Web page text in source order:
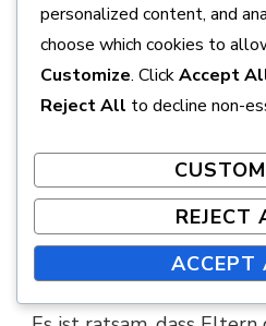
Familienfreundliche
Teilnahme von jüngeren
spezielle Ausrüstung
bereitstellen, um deren
Im Gegensatz dazu
ausgerichtete Plätze
Gameplay konzentrieren,
jüngere Spieler
personalized content, and
choose which cookies to
Customize. ClickAccept
Reject All to decline non-
REJECT
ACCEPT